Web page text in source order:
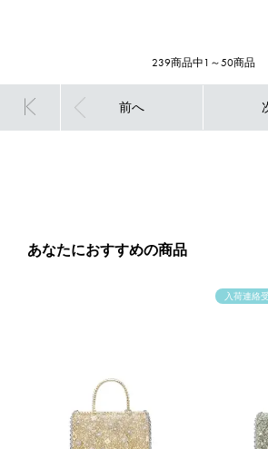
239商品中1～50商品
前へ
あなたにおすすめの商品
入荷連絡